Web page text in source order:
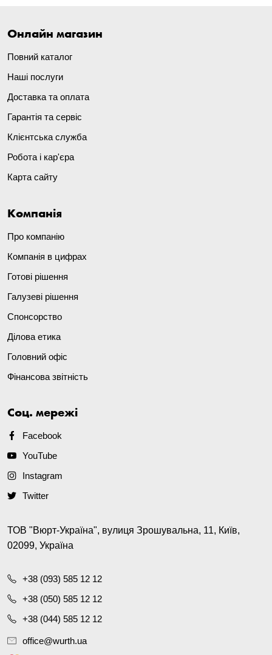
Онлайн магазин
Повний каталог
Наші послуги
Доставка та оплата
Гарантія та сервіс
Клієнтська служба
Робота і кар'єра
Карта сайту
Компанія
Про компанію
Компанія в цифрах
Готові рішення
Галузеві рішення
Спонсорство
Ділова етика
Головний офіс
Фінансова звітність
Соц. мережі
Facebook
YouTube
Instagram
Twitter
ТОВ "Вюрт-Україна", вулиця Зрошувальна, 11, Київ,
02099, Україна
+38 (093) 585 12 12
+38 (050) 585 12 12
+38 (044) 585 12 12
office@wurth.ua